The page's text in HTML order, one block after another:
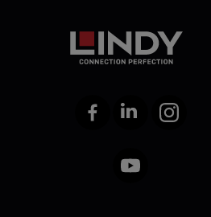
FacebookLinkedInInstagram
YouTube